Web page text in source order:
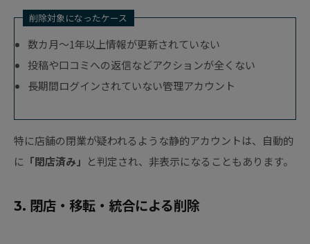
削除対象になったケース
数カ月～1年以上情報が更新されていない
投稿や口コミへの返信などアクションが全くない
長期間ログインされていない管理アカウント
特に店舗の閉業が疑われるような静的アカウントは、自動的
に 「閉店済み」 と判定され、非表示になることもあります。
3. 閉店・移転・統合による削除